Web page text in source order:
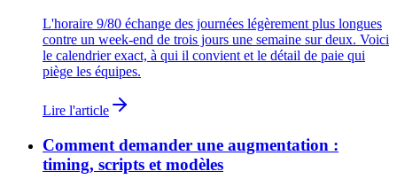
L'horaire 9/80 échange des journées légèrement plus longues
contre un week-end de trois jours une semaine sur deux. Voici
le calendrier exact, à qui il convient et le détail de paie qui
piège les équipes.
Lire l'article
Comment demander une augmentation :
timing, scripts et modèles